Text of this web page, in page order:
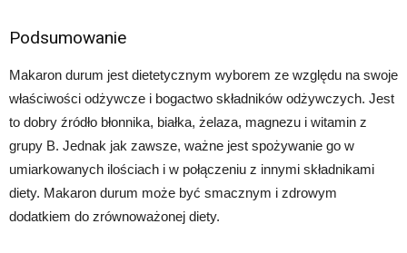
Podsumowanie
Makaron durum jest dietetycznym wyborem ze względu na swoje
właściwości odżywcze i bogactwo składników odżywczych. Jest
to dobry źródło błonnika, białka, żelaza, magnezu i witamin z
grupy B. Jednak jak zawsze, ważne jest spożywanie go w
umiarkowanych ilościach i w połączeniu z innymi składnikami
diety. Makaron durum może być smacznym i zdrowym
dodatkiem do zrównoważonej diety.